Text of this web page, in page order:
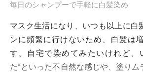
毎日のシャンプーで手軽に白髪染め
マスク生活になり、いつも以上に白
ンに頻繁に行けないため、白髪は
す。自宅で染めてみたいけれど、
た”といった不自然な感じや、塗り